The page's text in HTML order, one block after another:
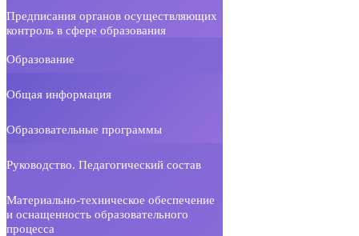
Предписания органов осуществляющих
контроль в сфере образования
Образование
Общая информация
Образовательные программы
Руководство. Педагогический состав
Материально-техническое обеспечение
и оснащенность образовательного
процесса